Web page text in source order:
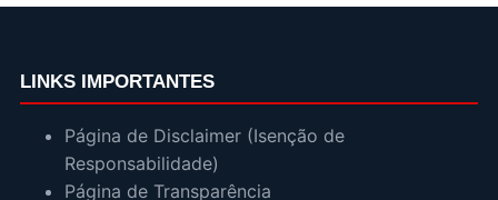
LINKS IMPORTANTES
Página de Disclaimer (Isenção de
Responsabilidade)
Página de Transparência